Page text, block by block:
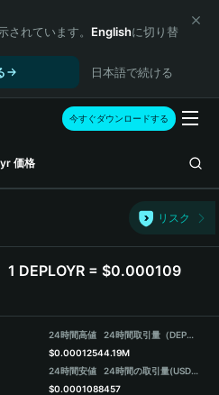
されています。 Englishに切り替
日本語で続ける
今すぐダウンロードする
価格
リスク
1 DEPLOYR = $0.000109
24時間高値
$0.0001254
24時間安値
$0.0001088
24時間取引量（DEPLOYR）
4.19M
24時間の取引量(USDT)
457